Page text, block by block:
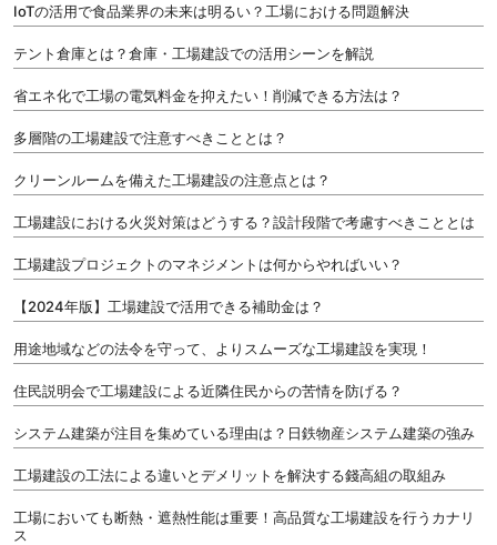
IoTの活用で食品業界の未来は明るい？工場における問題解決
テント倉庫とは？倉庫・工場建設での活用シーンを解説
省エネ化で工場の電気料金を抑えたい！削減できる方法は？
多層階の工場建設で注意すべきこととは？
クリーンルームを備えた工場建設の注意点とは？
工場建設における火災対策はどうする？設計段階で考慮すべきこととは
工場建設プロジェクトのマネジメントは何からやればいい？
【2024年版】工場建設で活用できる補助金は？
用途地域などの法令を守って、よりスムーズな工場建設を実現！
住民説明会で工場建設による近隣住民からの苦情を防げる？
システム建築が注目を集めている理由は？日鉄物産システム建築の強み
工場建設の工法による違いとデメリットを解決する錢高組の取組み
工場においても断熱・遮熱性能は重要！高品質な工場建設を行うカナリ
ス